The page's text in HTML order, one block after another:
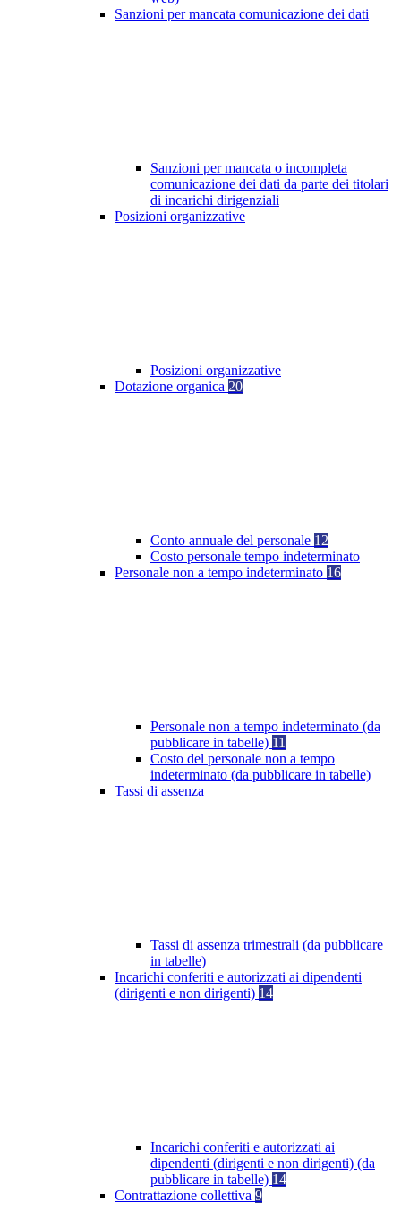
Sanzioni per mancata comunicazione dei dati
Sanzioni per mancata o incompleta
comunicazione dei dati da parte dei titolari
di incarichi dirigenziali
Posizioni organizzative
Posizioni organizzative
Dotazione organica 20
Conto annuale del personale 12
Costo personale tempo indeterminato
Personale non a tempo indeterminato 16
Personale non a tempo indeterminato (da
pubblicare in tabelle) 11
Costo del personale non a tempo
indeterminato (da pubblicare in tabelle)
Tassi di assenza
Tassi di assenza trimestrali (da pubblicare
in tabelle)
Incarichi conferiti e autorizzati ai dipendenti
(dirigenti e non dirigenti) 14
Incarichi conferiti e autorizzati ai
dipendenti (dirigenti e non dirigenti) (da
pubblicare in tabelle) 14
Contrattazione collettiva 9